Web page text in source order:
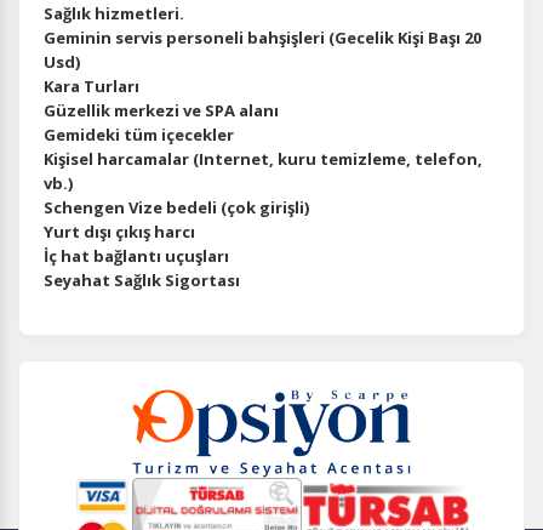
Sağlık hizmetleri.
Geminin servis personeli bahşişleri (Gecelik Kişi Başı 20
Usd)
Kara Turları
Güzellik merkezi ve SPA alanı
Gemideki tüm içecekler
Kişisel harcamalar (Internet, kuru temizleme, telefon,
vb.)
Schengen Vize bedeli (çok girişli)
Yurt dışı çıkış harcı
İç hat bağlantı uçuşları
Seyahat Sağlık Sigortası